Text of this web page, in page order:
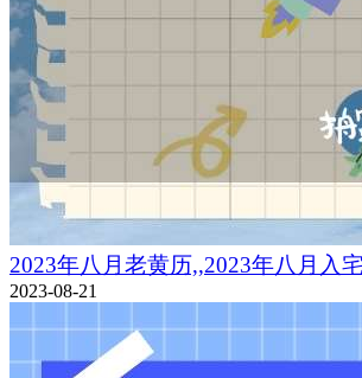
2023年八月老黄历,,2023年八月入
2023-08-21